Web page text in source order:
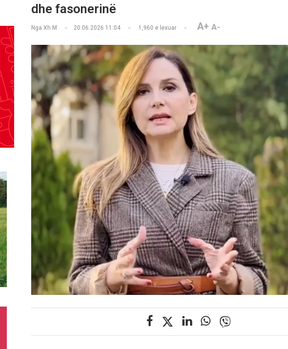
dhe fasonerinë
Nga Xh M 20.06.2026 11:04 1,960 e lexuar A+ A-